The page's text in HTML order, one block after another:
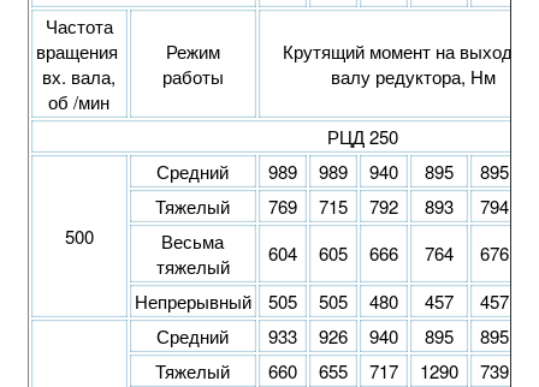
Частота
вращения
вх. вала,
об /мин
Режим
работы
Крутящий момент на
валу редуктора, Нм
РЦД 250
500
Средний 989 989 940 895 895
Тяжелый
769 715 792 893 794
Весьма
тяжелый
604 605 666 764 676
Непрерывный
505 505 480 457 457
Средний 933 926 940 895 895
Тяжелый
660 655 717 1290 739